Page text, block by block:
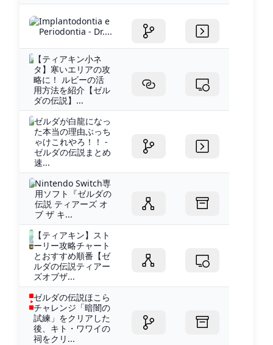
Implantodontia e
Periodontia - Dr....
【ティアキン小ネ
タ】寒いエリアの攻
略に！ ルビーの活
用方法を紹介【ゼル
ダの伝説】...
ゼルダが白龍になっ
た本当の理由ぶっち
ゃけこれやろ！！ -
ゼルダの伝説まとめ
速...
Nintendo Switch専
用ソフト『ゼルダの
伝説 ティアーズ オ
ブ ザ キ...
【ティアキン】スト
ーリー攻略チャート
とおすすめ順番【ゼ
ルダの伝説ティアー
ズオブザ...
ゼルダの伝説ほこら
チャレンジ「暗闇の
試練」をクリアした
後、キト・ワワイの
祠をクリ...